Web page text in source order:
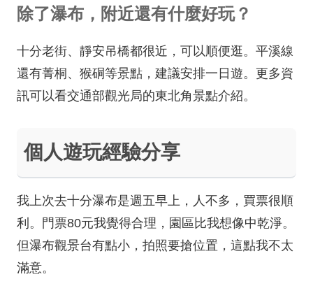
除了瀑布，附近還有什麼好玩？
十分老街、靜安吊橋都很近，可以順便逛。平溪線
還有菁桐、猴硐等景點，建議安排一日遊。更多資
訊可以看交通部觀光局的東北角景點介紹。
個人遊玩經驗分享
我上次去十分瀑布是週五早上，人不多，買票很順
利。門票80元我覺得合理，園區比我想像中乾淨。
但瀑布觀景台有點小，拍照要搶位置，這點我不太
滿意。